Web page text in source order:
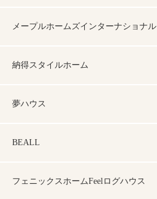
メープルホームズインターナショナル
納得スタイルホーム
夢ハウス
BEALL
フェニックスホームFeelログハウス